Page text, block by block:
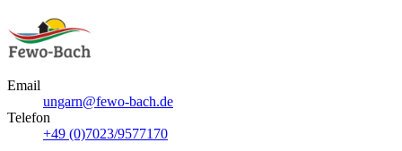
Email
ungarn@fewo-bach.de
Telefon
+49 (0)7023/9577170